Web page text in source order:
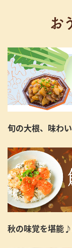
旬の大根、味わ
秋の味覚を堪能